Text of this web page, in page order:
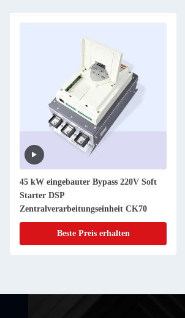
45 kW eingebauter Bypass 220V Soft
Starter DSP
Zentralverarbeitungseinheit CK70
Beste Preis erhalten